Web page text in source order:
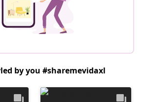
by you #sharemevidaxl